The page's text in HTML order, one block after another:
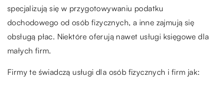
specjalizują się w przygotowywaniu podatku
dochodowego od osób fizycznych, a inne zajmują się
obsługą płac. Niektóre oferują nawet usługi księgowe dla
małych firm.
Firmy te świadczą usługi dla osób fizycznych i firm jak: